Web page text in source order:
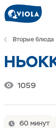
Вторые блюда
1059
60 минут